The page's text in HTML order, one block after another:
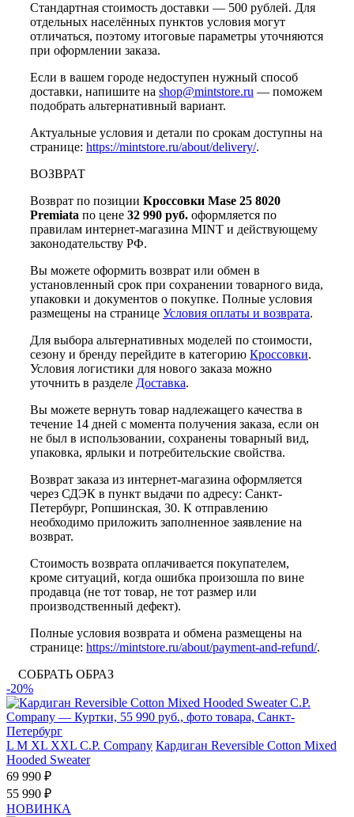
Стандартная стоимость доставки — 500 рублей. Для
отдельных населённых пунктов условия могут
отличаться, поэтому итоговые параметры уточняются
при оформлении заказа.
Если в вашем городе недоступен нужный способ
доставки, напишите на shop@mintstore.ru — поможем
подобрать альтернативный вариант.
Актуальные условия и детали по срокам доступны на
странице: https://mintstore.ru/about/delivery/.
ВОЗВРАТ
Возврат по позиции Кроссовки Mase 25 8020
Premiata по цене 32 990 руб. оформляется по
правилам интернет-магазина MINT и действующему
законодательству РФ.
Вы можете оформить возврат или обмен в
установленный срок при сохранении товарного вида,
упаковки и документов о покупке. Полные условия
размещены на странице Условия оплаты и возврата.
Для выбора альтернативных моделей по стоимости,
сезону и бренду перейдите в категорию Кроссовки.
Условия логистики для нового заказа можно
уточнить в разделе Доставка.
Вы можете вернуть товар надлежащего качества в
течение 14 дней с момента получения заказа, если он
не был в использовании, сохранены товарный вид,
упаковка, ярлыки и потребительские свойства.
Возврат заказа из интернет-магазина оформляется
через СДЭК в пункт выдачи по адресу: Санкт-
Петербург, Ропшинская, 30. К отправлению
необходимо приложить заполненное заявление на
возврат.
Стоимость возврата оплачивается покупателем,
кроме ситуаций, когда ошибка произошла по вине
продавца (не тот товар, не тот размер или
производственный дефект).
Полные условия возврата и обмена размещены на
странице: https://mintstore.ru/about/payment-and-refund/.
СОБРАТЬ ОБРАЗ
-20%
L M XL XXL C.P. Company Кардиган Reversible Cotton Mixed
Hooded Sweater
69 990 ₽
55 990 ₽
НОВИНКА